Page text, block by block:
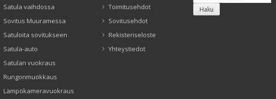
Satula vaihdossa
Sovitus Muuramessa
Satuloita sovitukseen
Satula-auto
Satulan vuokraus
Rungonmuokkaus
Lämpökameravuokraus
Toimitusehdot
Sovitusehdot
Rekisteriseloste
Yhteystiedot
Haku